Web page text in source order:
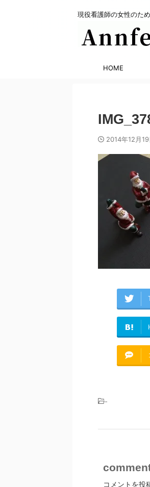
現役看護師の女性のた
HOME
2014年12月19
-
コメントを投